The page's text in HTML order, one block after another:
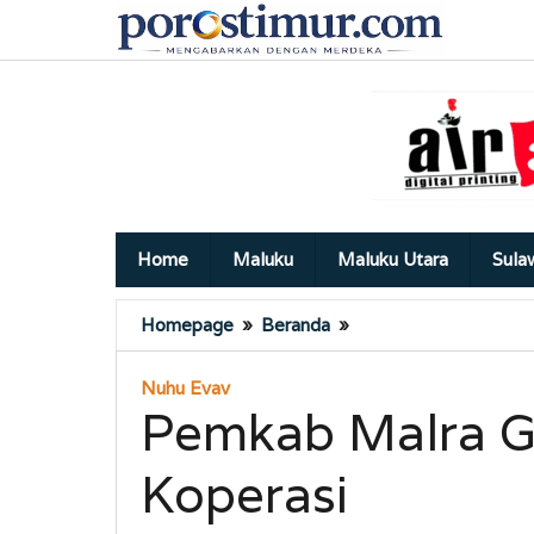
konten
Home Maluku Maluku Utara
Homepage » Beranda »
Malra
Pengawas
Koperasi
Nuhu Evav
Pemkab Malra
Koperasi